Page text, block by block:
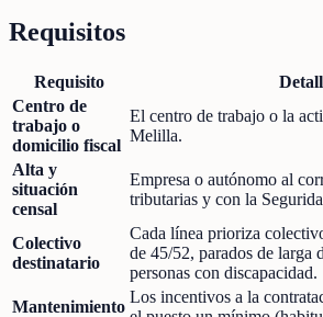
Requisitos
Requisito
Centro de
trabajo o
domicilio fiscal
El centro de trabajo o la
Melilla.
Alta y
situación
censal
Empresa o autónomo al
tributarias y con la
Colectivo
destinatario
Cada línea prioriza
de 45/52, parados de larga
personas con discapacidad.
Mantenimiento
Los incentivos a la